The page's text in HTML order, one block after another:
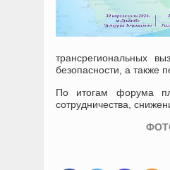
трансрегиональных
безопасности, а также
По итогам форума
сотрудничества,